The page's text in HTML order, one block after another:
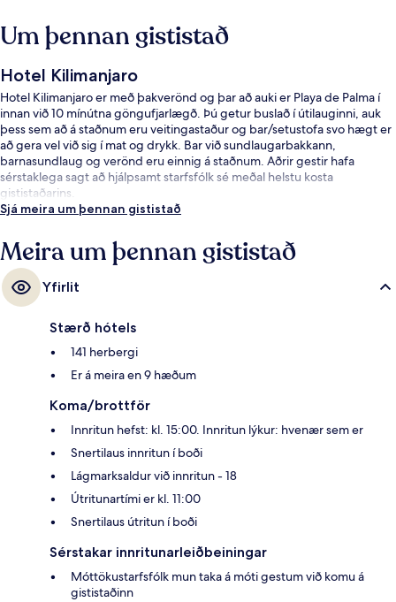
Um þennan gististað
Hotel Kilimanjaro
Hotel Kilimanjaro er með þakverönd og þar að auki er Playa de Palma í
innan við 10 mínútna göngufjarlægð. Þú getur buslað í útilauginni, auk
þess sem að á staðnum eru veitingastaður og bar/setustofa svo hægt er
að gera vel við sig í mat og drykk. Bar við sundlaugarbakkann,
barnasundlaug og verönd eru einnig á staðnum. Aðrir gestir hafa
sérstaklega sagt að hjálpsamt starfsfólk sé meðal helstu kosta
gististaðarins.
Sjá meira um þennan gististað
Meira um þennan gististað
Yfirlit
Stærð hótels
141 herbergi
Er á meira en 9 hæðum
Koma/brottför
Innritun hefst: kl. 15:00. Innritun lýkur: hvenær sem er
Snertilaus innritun í boði
Lágmarksaldur við innritun - 18
Útritunartími er kl. 11:00
Snertilaus útritun í boði
Sérstakar innritunarleiðbeiningar
Móttökustarfsfólk mun taka á móti gestum við komu á
gististaðinn